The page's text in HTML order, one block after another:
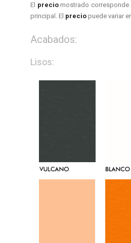
El preciomostrado corresponde
principal. El precio puede variar
Acabados:
Lisos: